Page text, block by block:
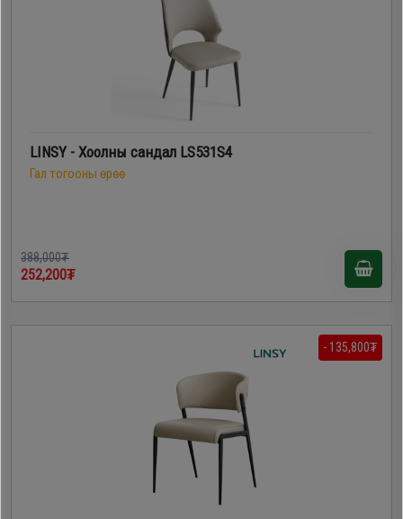
LINSY - Хоолны сандал LS531S4
Гал тогооны өрөө
388,000₮
252,200₮
- 135,800₮